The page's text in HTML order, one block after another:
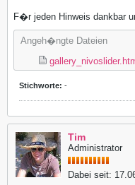
F�r jeden Hinweis dankbar
Angeh�ngte Dateien
Stichworte: -
Tim
Administrator
Dabei seit: